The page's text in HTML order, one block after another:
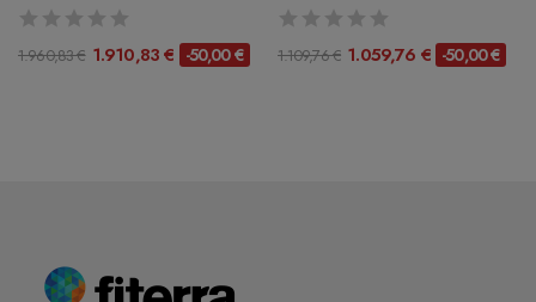
1.960,83 € 1.910,83 € -50,00 € 1.109,76 € 1.059,76 € -50,00 €